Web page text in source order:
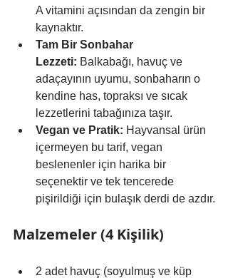
A vitamini açısından da zengin bir
kaynaktır.
Tam Bir Sonbahar
Lezzeti: Balkabağı, havuç ve
adaçayının uyumu, sonbaharın o
kendine has, topraksı ve sıcak
lezzetlerini tabağınıza taşır.
Vegan ve Pratik: Hayvansal ürün
içermeyen bu tarif, vegan
beslenenler için harika bir
seçenektir ve tek tencerede
pişirildiği için bulaşık derdi de azdır.
Malzemeler (4 Kişilik)
2 adet havuç (soyulmuş ve küp